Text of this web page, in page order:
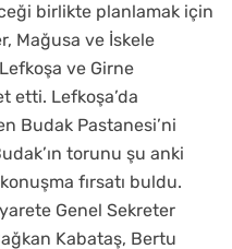
birlikte planlamak için
Mağusa ve İskele
ve Girne
etti. Lefkoşa’da
Budak Pastanesi’ni
torunu şu anki
fırsatı buldu.
Genel Sekreter
Kabataş, Bertu